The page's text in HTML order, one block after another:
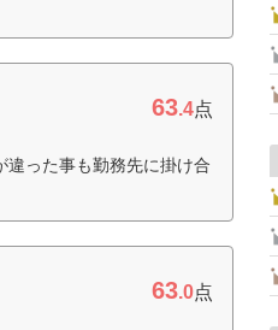
63.4点
った事も勤務先に掛け合
63.0点